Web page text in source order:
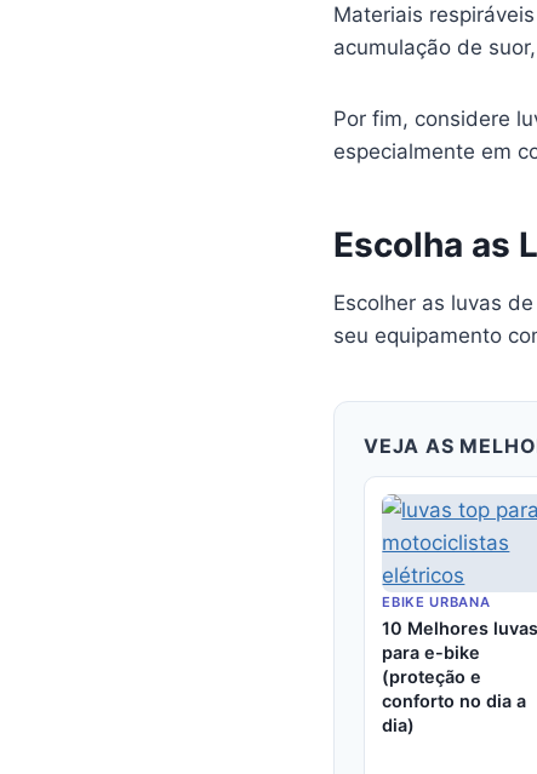
Materiais
acumulação de
Por fim, considere
especialmente em
Escolha as
Escolher as luvas
seu equipamento
VEJA AS
EBIKE URBANA
10 Melhores luvas
para e-bike
(proteção e
conforto no dia a
dia)